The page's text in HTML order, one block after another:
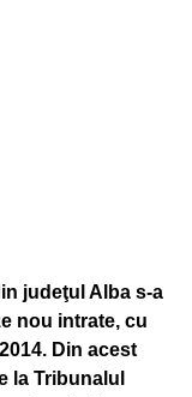
judeţul Alba s-a
nou intrate, cu
Din acest
la Tribunalul